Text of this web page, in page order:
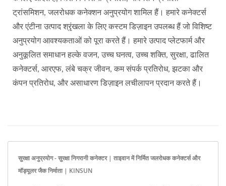
ट्रांसमिशन, जलरोधक कनेक्शन अनुप्रयोग शामिल हैं। हमारे कनेक्टर्स
और एंटीना उत्पाद श्रृंखला के लिए कस्टम डिज़ाइन उपलब्ध हैं जो विशिष्ट
अनुप्रयोग आवश्यकताओं को पूरा करते हैं। हमारे उत्पाद प्लेटफार्म और
अनुकूलित समाधान हल्के वजन, उच्च घनत्व, उच्च शक्ति, सुरक्षा, ढालित
कनेक्टर्स, आरएफ, लंबे चक्र जीवन, कम संपर्क प्रतिरोध, झटका और
कंपन प्रतिरोध, और असाधारण डिज़ाइन लचीलापन प्रदान करते हैं।
सुरक्षा अनुप्रयोग - सुरक्षा निगरानी कनेक्टर | ताइवान में निर्मित जलरोधक कनेक्टर्स और
मॉड्यूलर जैक निर्माता | KINSUN